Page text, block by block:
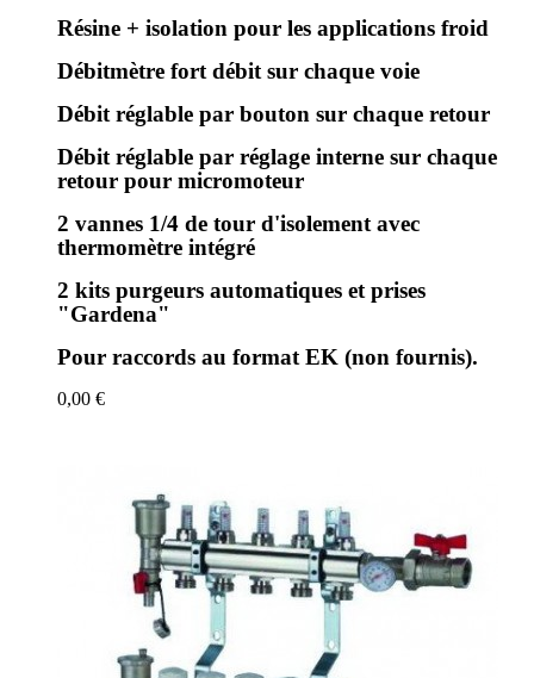
Résine + isolation pour les applications froid
Débitmètre fort débit sur chaque voie
Débit réglable par bouton sur chaque retour
Débit réglable par réglage interne sur chaque
retour pour micromoteur
2 vannes 1/4 de tour d'isolement avec
thermomètre intégré
2 kits purgeurs automatiques et prises
"Gardena"
Pour raccords au format EK (non fournis).
0,00 €